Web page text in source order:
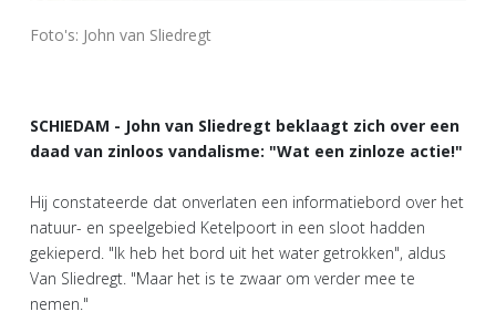
Foto's: John van Sliedregt
SCHIEDAM - John van Sliedregt beklaagt zich over een
daad van zinloos vandalisme: "Wat een zinloze actie!"
Hij constateerde dat onverlaten een informatiebord over het
natuur- en speelgebied Ketelpoort in een sloot hadden
gekieperd. "Ik heb het bord uit het water getrokken", aldus
Van Sliedregt. "Maar het is te zwaar om verder mee te
nemen."